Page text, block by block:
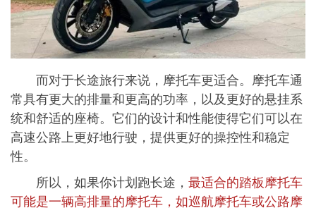
而对于长途旅行来说，摩托车更适合。摩托车通
常具有更大的排量和更高的功率，以及更好的悬挂系
统和舒适的座椅。它们的设计和性能使得它们可以在
高速公路上更好地行驶，提供更好的操控性和稳定
性。
所以，如果你计划跑长途， 最适合的踏板摩托车
可能是一辆高排量的摩托车，如巡航摩托车或公路摩